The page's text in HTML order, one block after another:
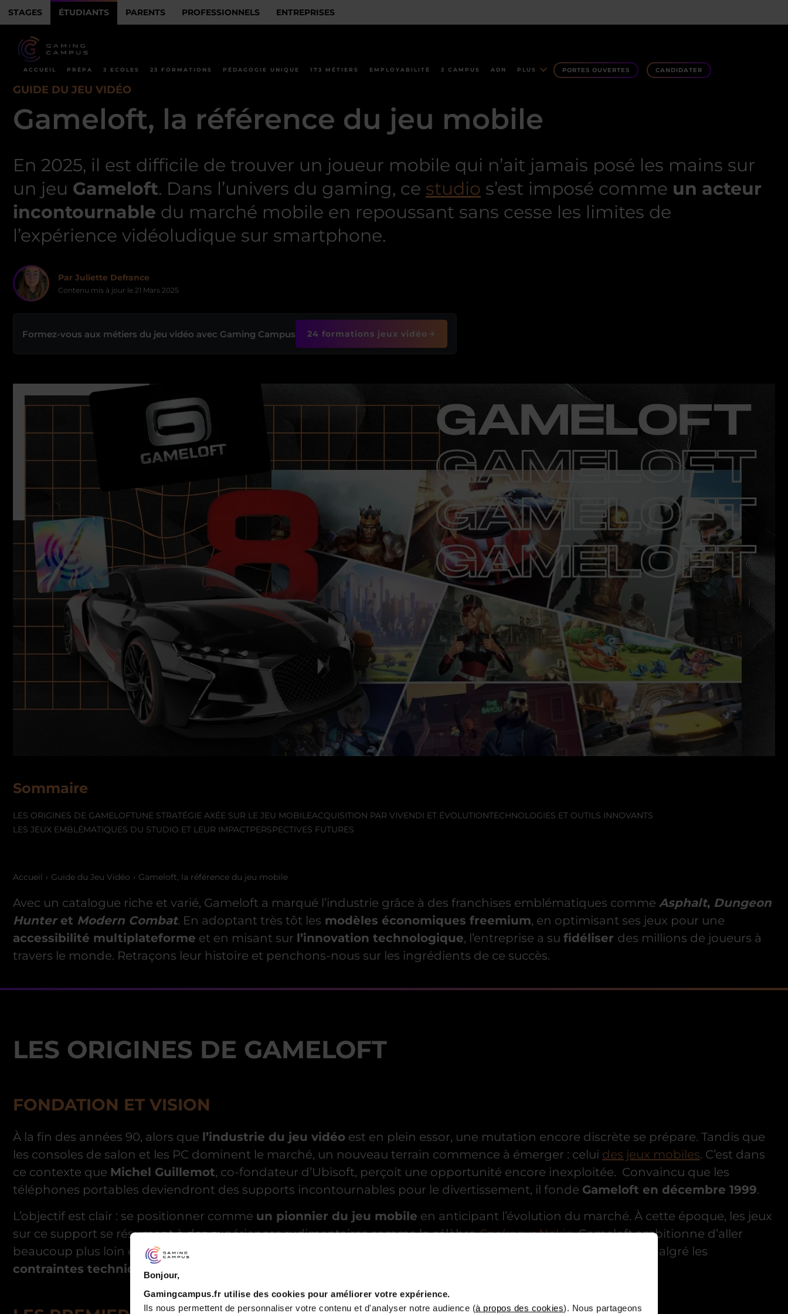
Bonjour,
Gamingcampus.fr utilise des cookies pour améliorer votre expérience.
Ils nous permettent de personnaliser votre contenu et d'analyser notre audience (à propos des cookies). Nous partageons
STAGES ÉTUDIANTS PARENTS PROFESSIONNELS ENTREPRISES
ACCUEIL PRÉPA 3 ECOLES 23 FORMATIONS PÉDAGOGIE UNIQUE 173 MÉTIERS EMPLOYABILITÉ 3 CAMPUS ADN PLUS PORTES OUVERTES CANDIDATER
GUIDE DU JEU VIDÉO
Gameloft, la référence du jeu mobile
En 2025, il est difficile de trouver un joueur mobile qui n’ait jamais posé les mains sur
un jeu Gameloft. Dans l’univers du gaming, ce studio s’est imposé comme un acteur
incontournable du marché mobile en repoussant sans cesse les limites de
l’expérience vidéoludique sur smartphone.
Par Juliette Defrance
Contenu mis à jour le 21 Mars 2025
Formez-vous aux métiers du jeu vidéo avec Gaming Campus 24 formations jeux vidéo
Sommaire
LES ORIGINES DE GAMELOFTUNE STRATÉGIE AXÉE SUR LE JEU MOBILEACQUISITION PAR VIVENDI ET ÉVOLUTIONTECHNOLOGIES ET OUTILS INNOVANTS
LES JEUX EMBLÉMATIQUES DU STUDIO ET LEUR IMPACTPERSPECTIVES FUTURES
Accueil Guide du Jeu Vidéo Gameloft, la référence du jeu mobile
Avec un catalogue riche et varié, Gameloft a marqué l’industrie grâce à des franchises emblématiques comme Asphalt, Dungeon
Hunteret Modern Combat. En adoptant très tôt les modèles économiques freemium, en optimisant ses jeux pour une
accessibilité multiplateforme et en misant sur l’innovation technologique, l’entreprise a su fidéliser des millions de joueurs à
travers le monde. Retraçons leur histoire et penchons-nous sur les ingrédients de ce succès.
LES ORIGINES DE GAMELOFT
FONDATION ET VISION
À la fin des années 90, alors que l’industrie du jeu vidéo est en plein essor, une mutation encore discrète se prépare. Tandis que
les consoles de salon et les PC dominent le marché, un nouveau terrain commence à émerger : celui des jeux mobiles. C’est dans
ce contexte que Michel Guillemot, co-fondateur d’Ubisoft, perçoit une opportunité encore inexploitée. Convaincu que les
téléphones portables deviendront des supports incontournables pour le divertissement, il fonde Gameloft en décembre 1999.
L’objectif est clair : se positionner comme un pionnier du jeu mobile en anticipant l’évolution du marché. À cette époque, les jeux
sur ce support se résument à des expériences rudimentaires comme le célèbreSnakesur Nokia. Gameloft ambitionne d’aller
beaucoup plus loin en développant des titres plus riches, à la fois en termes de gameplay et de graphismes, malgré les
contraintes techniques des téléphones. Et ce pari audacieux va rapidement porter ses fruits.